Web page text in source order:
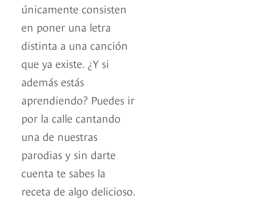
únicamente consisten
en poner una letra
distinta a una canción
que ya existe. ¿Y si
además estás
aprendiendo? Puedes ir
por la calle cantando
una de nuestras
parodias y sin darte
cuenta te sabes la
receta de algo delicioso.